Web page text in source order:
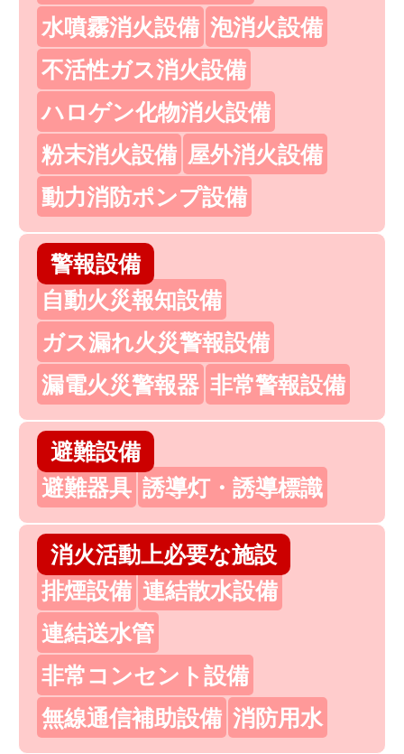
水噴霧消火設備 泡消火設備
不活性ガス消火設備
ハロゲン化物消火設備
粉末消火設備 屋外消火設備
動力消防ポンプ設備
警報設備
自動火災報知設備
ガス漏れ火災警報設備
漏電火災警報器 非常警報設備
避難設備
避難器具 誘導灯・誘導標識
消火活動上必要な施設
排煙設備 連結散水設備
連結送水管
非常コンセント設備
無線通信補助設備 消防用水